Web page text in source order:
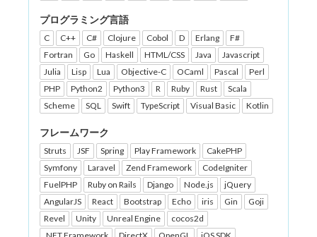
プログラミング言語
C C++ C# Clojure Cobol D Erlang
F#
Fortran
Go Haskell HTML/CSS Java
Javascript
Julia
Lisp Lua Objective-C OCaml Pascal
Perl
PHP
Python2 Python3 R Ruby Rust
Scala
Scheme
SQL Swift TypeScript Visual Basic Kotlin
フレームワーク
Struts JSF Spring Play Framework
CakePHP
Symfony
Laravel Zend Framework
CodeIgniter
FuelPHP
Ruby on Rails Django Node.js
jQuery
AngularJS
React Bootstrap Echo iris Gin
Goji
Revel
Unity Unreal Engine
cocos2d